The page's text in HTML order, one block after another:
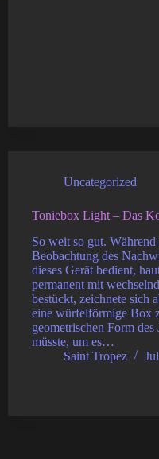
Uncategorized
Toniebox Light – Das
So weit so gut. Während
Beobachtung des
dieses Gerät bedient,
permanent mit
bestückt, zeichnete sich
eine würfelförmige Box
geometrischen Form des
müsste, um es…
Saint Tropez